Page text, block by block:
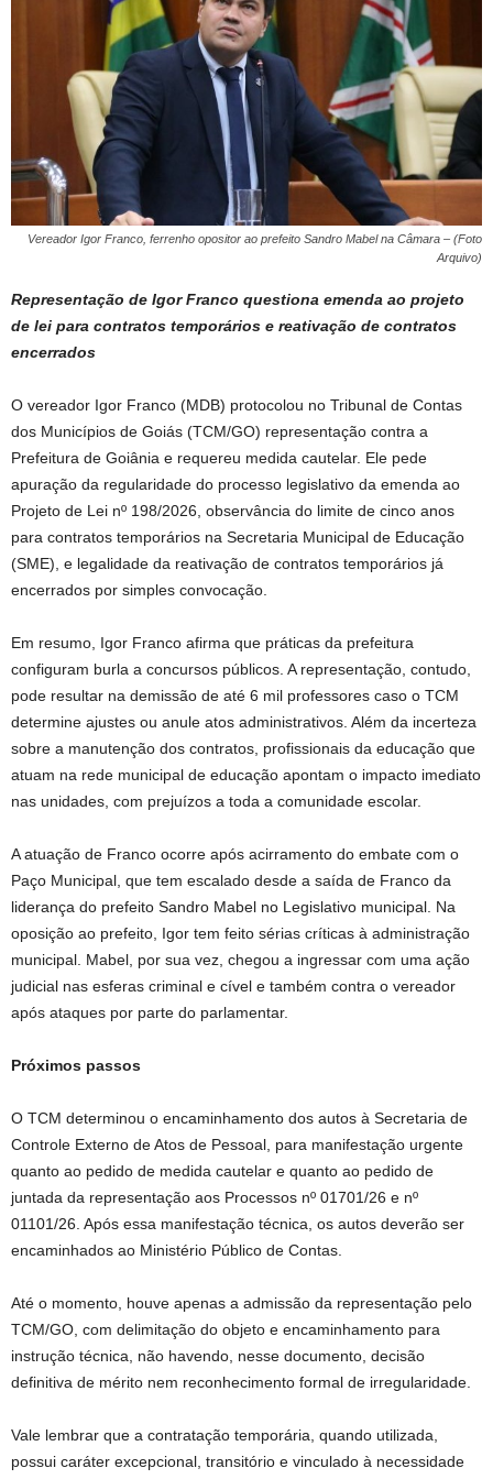
Vereador Igor Franco, ferrenho opositor ao prefeito Sandro Mabel na Câmara – (Foto
Arquivo)
Representação de Igor Franco questiona emenda ao projeto
de lei para contratos temporários e reativação de contratos
encerrados
O vereador Igor Franco (MDB) protocolou no Tribunal de Contas
dos Municípios de Goiás (TCM/GO) representação contra a
Prefeitura de Goiânia e requereu medida cautelar. Ele pede
apuração da regularidade do processo legislativo da emenda ao
Projeto de Lei nº 198/2026, observância do limite de cinco anos
para contratos temporários na Secretaria Municipal de Educação
(SME), e legalidade da reativação de contratos temporários já
encerrados por simples convocação.
Em resumo, Igor Franco afirma que práticas da prefeitura
configuram burla a concursos públicos. A representação, contudo,
pode resultar na demissão de até 6 mil professores caso o TCM
determine ajustes ou anule atos administrativos. Além da incerteza
sobre a manutenção dos contratos, profissionais da educação que
atuam na rede municipal de educação apontam o impacto imediato
nas unidades, com prejuízos a toda a comunidade escolar.
A atuação de Franco ocorre após acirramento do embate com o
Paço Municipal, que tem escalado desde a saída de Franco da
liderança do prefeito Sandro Mabel no Legislativo municipal. Na
oposição ao prefeito, Igor tem feito sérias críticas à administração
municipal. Mabel, por sua vez, chegou a ingressar com uma ação
judicial nas esferas criminal e cível e também contra o vereador
após ataques por parte do parlamentar.
Próximos passos
O TCM determinou o encaminhamento dos autos à Secretaria de
Controle Externo de Atos de Pessoal, para manifestação urgente
quanto ao pedido de medida cautelar e quanto ao pedido de
juntada da representação aos Processos nº 01701/26 e nº
01101/26. Após essa manifestação técnica, os autos deverão ser
encaminhados ao Ministério Público de Contas.
Até o momento, houve apenas a admissão da representação pelo
TCM/GO, com delimitação do objeto e encaminhamento para
instrução técnica, não havendo, nesse documento, decisão
definitiva de mérito nem reconhecimento formal de irregularidade.
Vale lembrar que a contratação temporária, quando utilizada,
possui caráter excepcional, transitório e vinculado à necessidade